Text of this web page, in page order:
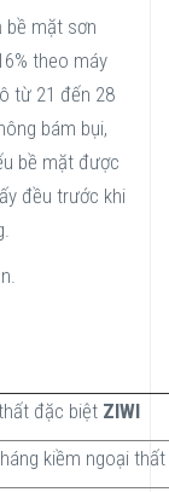
bề mặt sơn
theo máy
từ 21 đến 28
bám bụi,
bề mặt được
đều trước khi
đặc biệt ZIWI
kiềm ngoại thất